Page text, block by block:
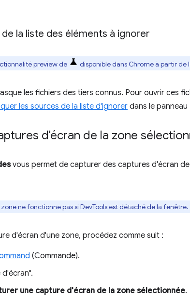
la liste des éléments à ignorer
preview de disponible dans Chrome à partir de
les fichiers des tiers connus. Pour ouvrir ces
les sources de la liste d'ignorer dans le panneau
d'écran de la zone
vous permet de capturer des captures d'écran
ne fonctionne pas si DevTools est détaché de la fenêtre.
d'écran d'une zone, procédez comme suit :
(Commande).
d'écran".
une capture d'écran de la zone sélectionnée.